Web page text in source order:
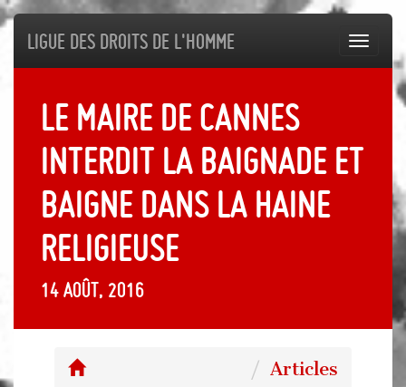
Ligue des droits de l'Homme
Le maire de Cannes
interdit la baignade et
baigne dans la haine
religieuse
14 août, 2016
Articles